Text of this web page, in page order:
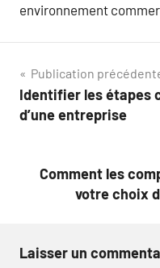
environnement
Navigation
de
Publication
Identifier les étapes
d’une entreprise
Comment les
votre choix
Laisser un